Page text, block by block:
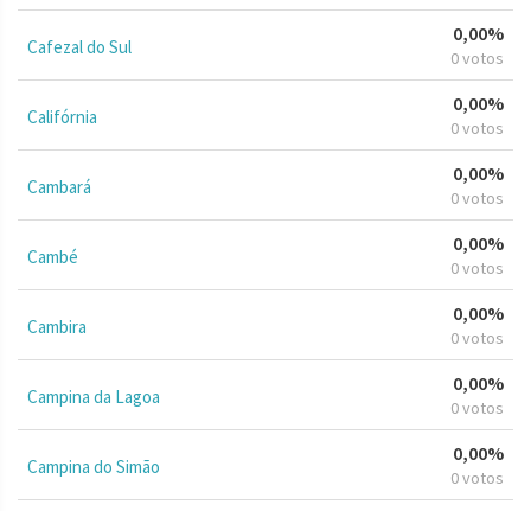
Cafezal do Sul
0,00%
0 votos
Califórnia
0,00%
0 votos
Cambará
0,00%
0 votos
Cambé
0,00%
0 votos
Cambira
0,00%
0 votos
Campina da Lagoa
0,00%
0 votos
Campina do Simão
0,00%
0 votos